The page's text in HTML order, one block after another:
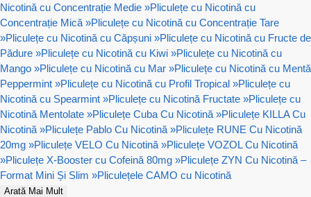
Nicotină cu Concentrație Medie »Pliculețe cu Nicotină cu
Concentrație Mică »Pliculețe cu Nicotină cu Concentrație Tare
»Pliculețe cu Nicotină cu Căpșuni »Pliculețe cu Nicotină cu Fructe de
Pădure »Pliculețe cu Nicotină cu Kiwi »Pliculețe cu Nicotină cu
Mango »Pliculețe cu Nicotină cu Mar »Pliculețe cu Nicotină cu Mentă
Peppermint »Pliculețe cu Nicotină cu Profil Tropical »Pliculețe cu
Nicotină cu Spearmint »Pliculețe cu Nicotină Fructate »Pliculețe cu
Nicotină Mentolate »Pliculețe Cuba Cu Nicotină »Pliculețe KILLA Cu
Nicotină »Pliculețe Pablo Cu Nicotină »Pliculețe RUNE Cu Nicotină
20mg »Pliculețe VELO Cu Nicotină »Pliculețe VOZOL Cu Nicotină
»Pliculețe X-Booster cu Cofeină 80mg »Pliculețe ZYN Cu Nicotină –
Format Mini Și Slim »Pliculețele CAMO cu Nicotină
Arată Mai Mult